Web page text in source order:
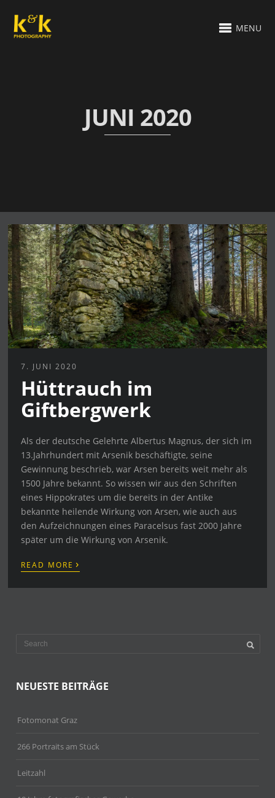
MENU
JUNI 2020
7. JUNI 2020
Hüttrauch im
Giftbergwerk
Als der deutsche Gelehrte Albertus Magnus, der sich im
13.Jahrhundert mit Arsenik beschäftigte, seine
Gewinnung beschrieb, war Arsen bereits weit mehr als
1500 Jahre bekannt. So wissen wir aus den Schriften
eines Hippokrates um die bereits in der Antike
bekannte heilende Wirkung von Arsen, wie auch aus
den Aufzeichnungen eines Paracelsus fast 2000 Jahre
später um die Wirkung von Arsenik.
READ MORE ›
NEUESTE BEITRÄGE
Fotomonat Graz
266 Portraits am Stück
Leitzahl